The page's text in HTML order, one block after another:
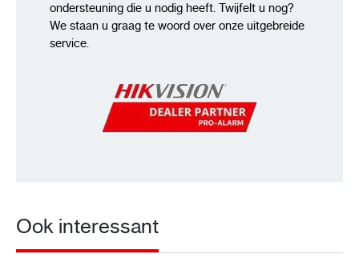
ondersteuning die u nodig heeft. Twijfelt u nog?
We staan u graag te woord over onze uitgebreide
service.
Ook interessant